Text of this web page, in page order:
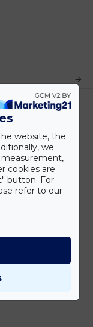
gyártói árakat.
az elképzeléseid
website, the
we
cookies are
button. For
refer to our